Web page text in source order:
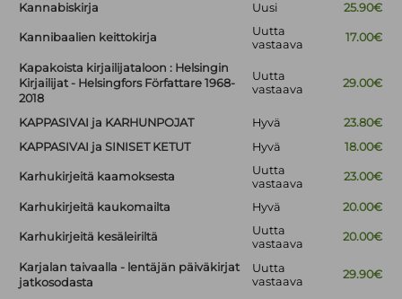
Kannabiskirja Uusi 25.90€
Kannibaalien keittokirja
Uutta
vastaava
17.00€
Kapakoista kirjailijataloon : Helsingin
Kirjailijat - Helsingfors Författare 1968-
2018
Uutta
vastaava
29.00€
KAPPASIVAI ja KARHUNPOJAT Hyvä
23.80€
KAPPASIVAI ja SINISET KETUT
Hyvä 18.00€
Karhukirjeitä kaamoksesta
Uutta
vastaava
23.00€
Karhukirjeitä kaukomailta Hyvä 20.00€
Karhukirjeitä kesäleiriltä
Uutta
vastaava
20.00€
Karjalan taivaalla - lentäjän päiväkirjat
jatkosodasta
Uutta
vastaava
29.90€